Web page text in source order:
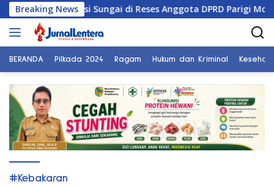
Langsung
ke
konten
Breaking NewsSungai di Reses Anggota DPRD Parigi Moutong
BERANDA Pilkada 2024 Ragam Hukum dan Kriminal
#Kebakaran